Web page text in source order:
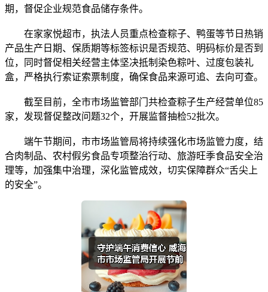
期，督促企业规范食品储存条件。
在家家悦超市，执法人员重点检查粽子、鸭蛋等节日热销
产品生产日期、保质期等标签标识是否规范、明码标价是否到
位，同时督促相关经营主体坚决抵制染色粽叶、过度包装礼
盒，严格执行索证索票制度，确保食品来源可追、去向可查。
截至目前，全市市场监管部门共检查粽子生产经营单位85
家，发现督促整改问题32个，开展监督抽检52批次。
端午节期间，市市场监管局将持续强化市场监管力度，结
合肉制品、农村假劣食品专项整治行动、旅游旺季食品安全治
理等，加强集中治理，深化监管成效，切实保障群众“舌尖上
的安全”。